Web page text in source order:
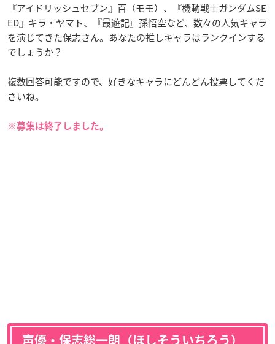
『アイドリッシュセブン』百（モモ）、『機動戦士ガンダムSE
ED』キラ・ヤマト、『最遊記』孫悟空など、数々の人気キャラ
を演じてきた保志さん。あなたの推しキャラはランクインする
でしょうか？
複数回答可能ですので、好きなキャラにどんどん投票してくだ
さいね。
※募集は終了しました。
声優・保志総一朗（ほしそういちろう）